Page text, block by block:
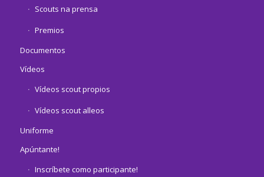
Scouts na prensa
Premios
Documentos
Vídeos
Vídeos scout propios
Vídeos scout alleos
Uniforme
Apúntante!
Inscríbete como participante!